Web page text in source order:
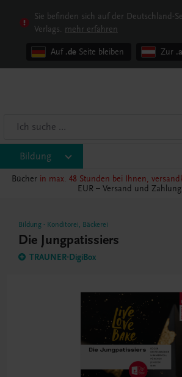
Sie befinden sich auf der Deutschland-
Verlags. mehr erfahren
Auf .de Seite bleiben Zur
Bildung
Bücher in max. 48 Stunden bei Ihnen,
EUR – Versand und Zahlung
Bildung - Konditorei, Bäckerei
Die Jungpatissiers
TRAUNER-DigiBox